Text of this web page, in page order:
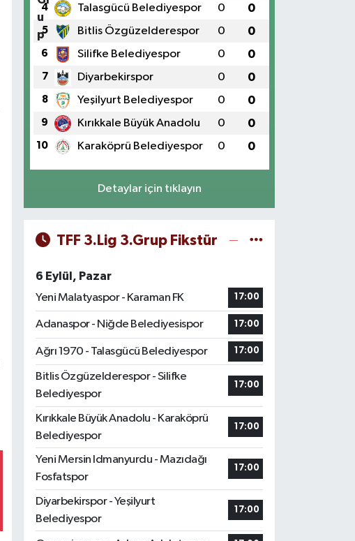
4 Talasgücü Belediyespor 0 0
5 Bitlis Özgüzelderespor 0 0
6 Silifke Belediyespor 0 0
7 Diyarbekirspor 0 0
8 Yeşilyurt Belediyespor 0 0
9 Kırıkkale Büyük Anadolu 0 0
10 Karaköprü Belediyespor 0 0
Detaylar için tıklayın
TFF 3.Lig 3.Grup Fikstür
6 Eylül, Pazar
Yeni Malatyaspor - Karaman FK
17:00
Adanaspor - Niğde Belediyesispor 17:00
Ağrı 1970 - Talasgücü Belediyespor 17:00
Bitlis Özgüzelderespor - Silifke
Belediyespor
17:00
Kırıkkale Büyük Anadolu - Karaköprü
Belediyespor
17:00
Yeni Mersin Idmanyurdu - Mazıdağı
Fosfatspor
17:00
Diyarbekirspor - Yeşilyurt
Belediyespor
17:00